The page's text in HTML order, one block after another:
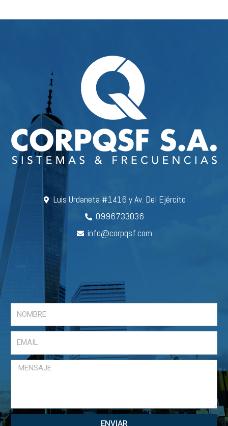
Luis Urdaneta #1416 y Av. Del Ejército
0996733036
info@corpqsf.com
ENVIAR